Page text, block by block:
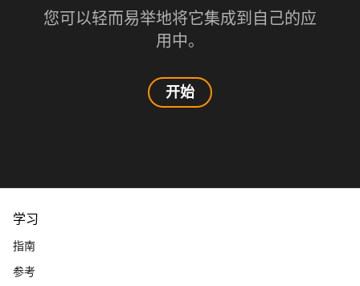
您可以轻而易举地将它集成到自己的应
用中。
开始
学习
指南
参考